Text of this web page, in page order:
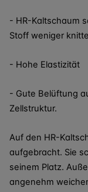
- HR-Kaltschaum
Stoff weniger
- Hohe Elastizität
- Gute Belüftung
Zellstruktur.
Auf den HR-
aufgebracht. Sie
seinem Platz.
angenehm